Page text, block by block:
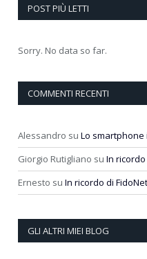
POST PIÙ LETTI
Sorry. No data so far.
COMMENTI RECENTI
Alessandro su Lo smartphone
Giorgio Rutigliano su In
Ernesto su In ricordo di FidoNet
GLI ALTRI MIEI BLOG